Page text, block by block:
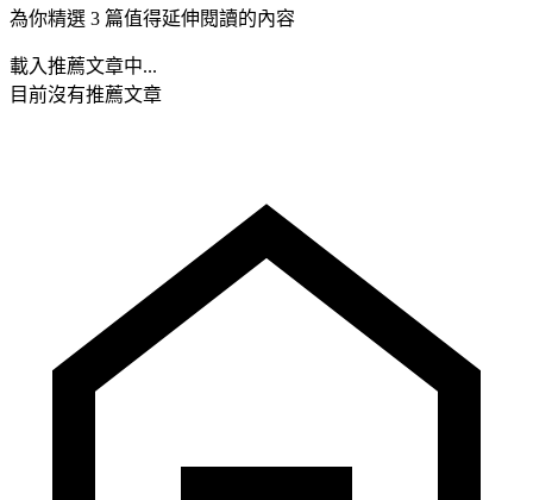
為你精選 3 篇值得延伸閱讀的內容
載入推薦文章中...
目前沒有推薦文章